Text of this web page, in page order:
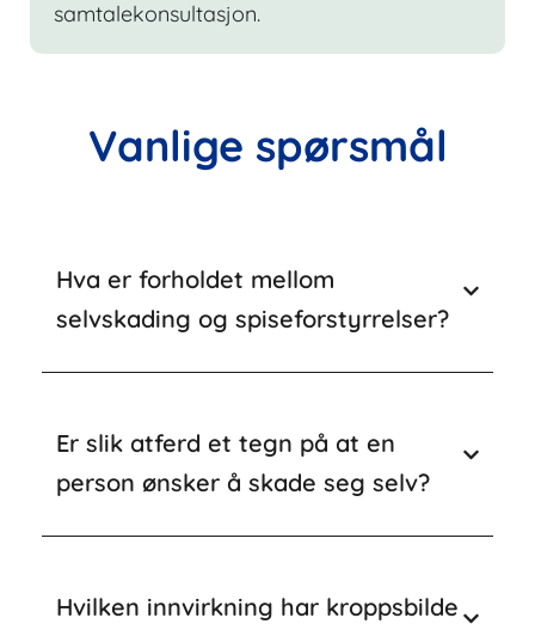
samtalekonsultasjon.
Vanlige spørsmål
Hva er forholdet mellom
selvskading og spiseforstyrrelser?
Er slik atferd et tegn på at en
person ønsker å skade seg selv?
Hvilken innvirkning har kroppsbilde